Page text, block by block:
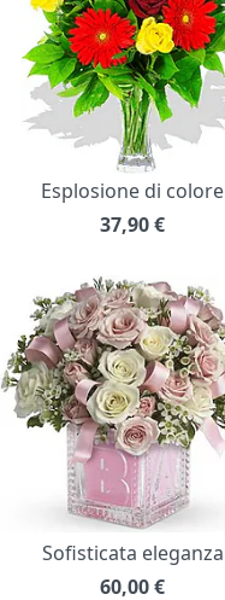
Esplosione di colore
37,90€
Sofisticata eleganza
60,00€